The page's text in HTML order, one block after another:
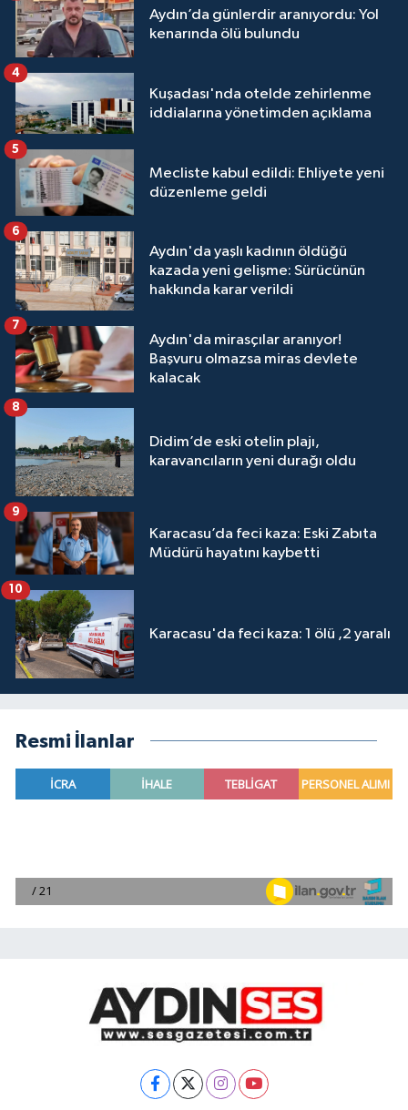
Aydın’da günlerdir aranıyordu: Yol
kenarında ölü bulundu
Kuşadası'nda otelde zehirlenme
iddialarına yönetimden açıklama
4
Mecliste kabul edildi: Ehliyete yeni
düzenleme geldi
5
Aydın'da yaşlı kadının öldüğü
kazada yeni gelişme: Sürücünün
hakkında karar verildi
6
Aydın'da mirasçılar aranıyor!
Başvuru olmazsa miras devlete
kalacak
7
Didim’de eski otelin plajı,
karavancıların yeni durağı oldu
8
Karacasu’da feci kaza: Eski Zabıta
Müdürü hayatını kaybetti
9
Karacasu'da feci kaza: 1 ölü ,2 yaralı
10
Resmi İlanlar